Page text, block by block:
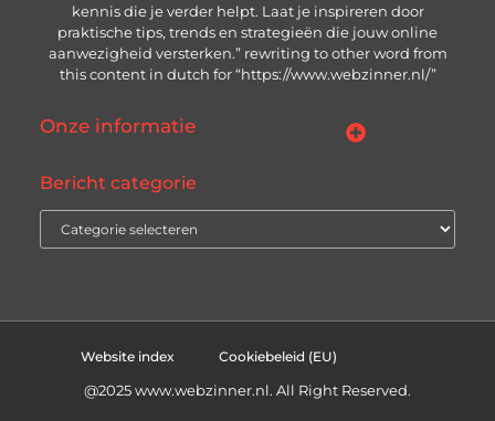
kennis die je verder helpt. Laat je inspireren door
praktische tips, trends en strategieën die jouw online
aanwezigheid versterken.” rewriting to other word from
this content in dutch for “https://www.webzinner.nl/”
Onze informatie
Bericht categorie
Website index Cookiebeleid (EU)
@2025 www.webzinner.nl. All Right Reserved.